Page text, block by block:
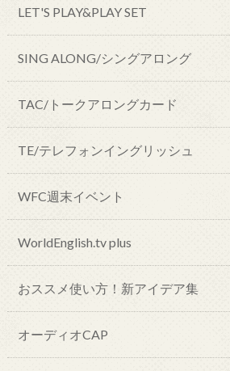
LET'S PLAY&PLAY SET
SING ALONG/シングアロング
TAC/トークアロングカード
TE/テレフォンイングリッシュ
WFC週末イベント
WorldEnglish.tv plus
おススメ使い方！新アイデア集
オーディオCAP